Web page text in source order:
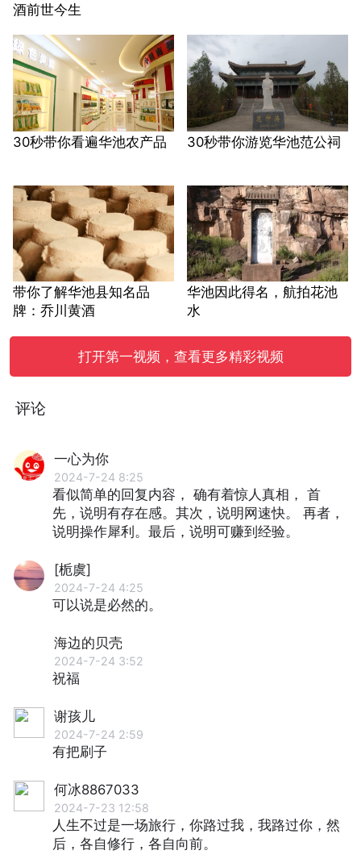
酒前世今生
30秒带你看遍华池农产品 30秒带你游览华池范公祠
带你了解华池县知名品
牌：乔川黄酒
华池因此得名，航拍花池
水
打开第一视频，查看更多精彩视频
评论
一心为你
2024-7-24 8:25
看似简单的回复内容， 确有着惊人真相， 首
先，说明有存在感。其次，说明网速快。 再者，
说明操作犀利。最后，说明可赚到经验。
[栀虞]
2024-7-24 4:25
可以说是必然的。
海边的贝壳
2024-7-24 3:52
祝福
谢孩儿
2024-7-24 2:59
有把刷子
何冰8867033
2024-7-23 12:58
人生不过是一场旅行，你路过我，我路过你，然
后，各自修行，各自向前。